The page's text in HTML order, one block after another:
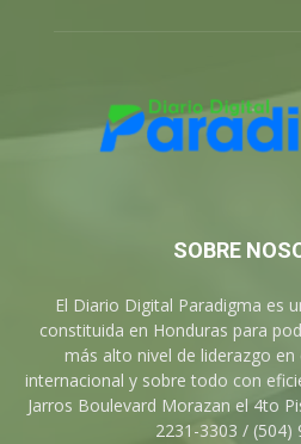
SOBRE
El Diario Digital Paradigma es
constituida en Honduras para
más alto nivel de liderazgo
internacional y sobre todo con
Jarros Boulevard Morazan el 4to
2231-3303 / (504)